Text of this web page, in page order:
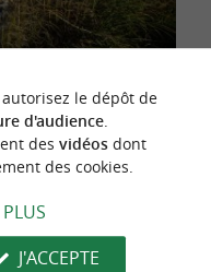
Lesley Williamson
JEAN-
le dépôt de
d'audience.
des vidéosdont
des cookies.
J'ACCEPTE